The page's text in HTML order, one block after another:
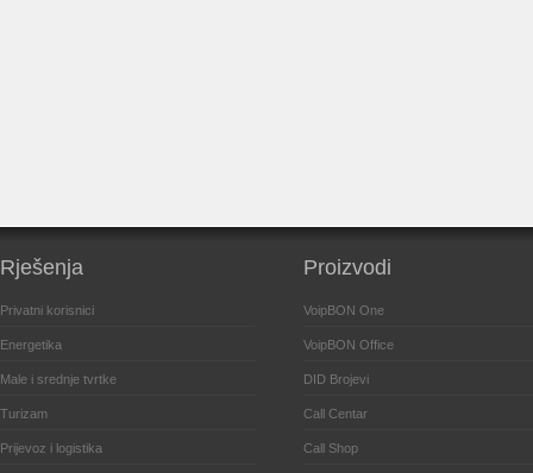
Rješenja
Privatni korisnici
Energetika
Male i srednje tvrtke
Turizam
Prijevoz i logistika
Proizvodi
VoipBON One
VoipBON Office
DID Brojevi
Call Centar
Call Shop